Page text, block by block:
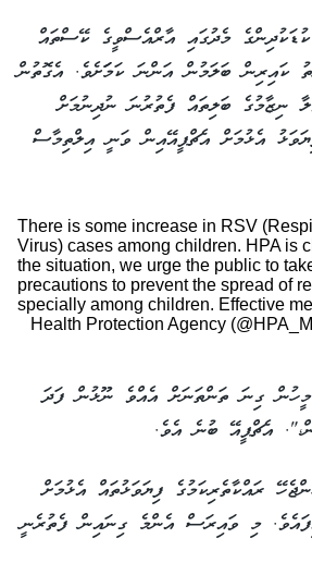
މެދުގައި އާރްއެސްވީގެ ކޭސްތައް
ކައިރިން ބަލަމުން އަންނަ ކަމަަށެވެ. އެގޮތުން
ނިޒާމުގެ ބަލިތައް ފެތުރުނަ ނުދިނުމަށް
އެޅުމަށް އެޗްޕީއޭއިން ވަނީ އިލްތިމާސް
There is some increase in RSV
Virus) cases among children. HPA is
the situation, we urge the public to
precautions to prevent the spread of
specially among children. Effective
މީހުން ގިނަ ތަންތަނަށް އެއްވެ ނޫޅުން ފަދަ
އެޗްޕީއޭ ބުނެ އެވެ.
ރައްކާތެރިކަމުގެ ފިޔަވަޅުތައް އެޅުމަށް
މި ވައިރަސް އެންމެ ގިނައިން ފެތުރެނީ